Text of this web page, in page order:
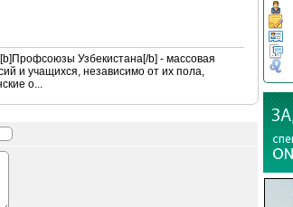
Узбекистана[/b] - массовая
и учащихся, независимо от их пола,
о...